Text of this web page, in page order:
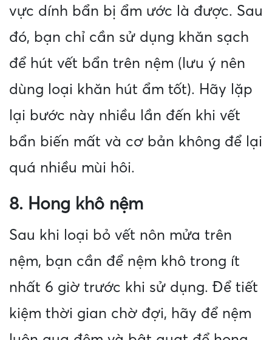
vực dính bẩn bị ẩm ước là được. Sau
đó, bạn chỉ cần sử dụng khăn sạch
để hút vết bẩn trên nệm (lưu ý nên
dùng loại khăn hút ẩm tốt). Hãy lặp
lại bước này nhiều lần đến khi vết
bẩn biến mất và cơ bản không để lại
quá nhiều mùi hôi.
8. Hong khô nệm
Sau khi loại bỏ vết nôn mửa trên
nệm, bạn cần để nệm khô trong ít
nhất 6 giờ trước khi sử dụng. Để tiết
kiệm thời gian chờ đợi, hãy để nệm